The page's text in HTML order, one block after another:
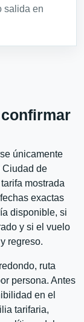
salida en
únicamente
Ciudad de
mostrada
exactas
disponible, si
y si el vuelo
regreso.
ruta
persona. Antes
en el
tarifaria,